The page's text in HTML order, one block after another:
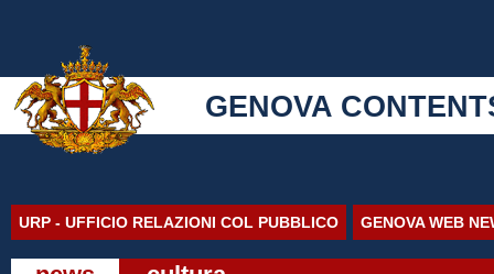
GENOVA
URP - UFFICIO RELAZIONI COL PUBBLICO GENOVA WEB